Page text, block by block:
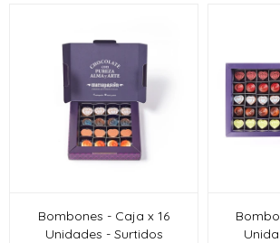
Bombones - Caja x 16
Unidades - Surtidos